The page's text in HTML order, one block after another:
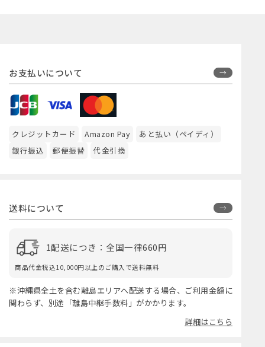
お支払いについて
クレジットカード Amazon Pay
あと払い（ペイディ）
銀行振込
郵便振替 代金引換
送料について
1配送につき：全国一律660円
商品代金税込10,000円以上のご購入で送料無料
※沖縄県全土を含む離島エリアへ配送する場合、ご利用金額に
関わらず、別途「離島中継手数料」がかかります。
詳細はこちら